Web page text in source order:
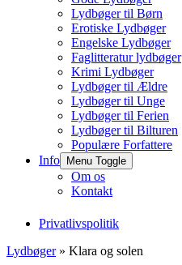
Lydbøger til Børn
Erotiske Lydbøger
Engelske Lydbøger
Faglitteratur lydbøger
Krimi Lydbøger
Lydbøger til Ældre
Lydbøger til Unge
Lydbøger til Ferien
Lydbøger til Bilturen
Populære Forfattere
Info
Menu Toggle
Om os
Kontakt
Privatlivspolitik
Lydbøger» Klara og solen